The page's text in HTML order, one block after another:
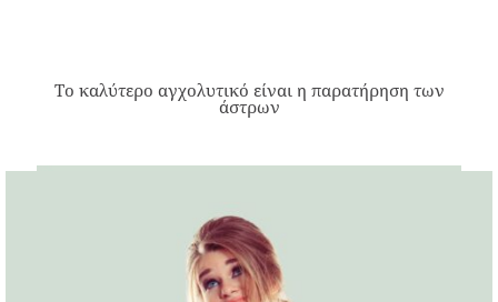
Το καλύτερο αγχολυτικό είναι η παρατήρηση των
άστρων